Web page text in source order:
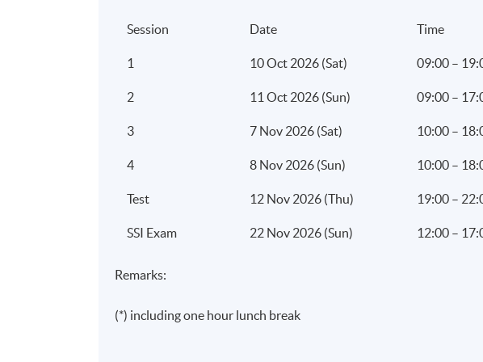
Session Date Time
1 10 Oct 2026 (Sat) 09:00 –
2 11 Oct 2026 (Sun) 09:00 –
3 7 Nov 2026 (Sat) 10:00 –
4 8 Nov 2026 (Sun) 10:00 –
Test 12 Nov 2026 (Thu) 19:00 –
SSI Exam 22 Nov 2026 (Sun) 12:00 –
Remarks:
(*) including one hour lunch break